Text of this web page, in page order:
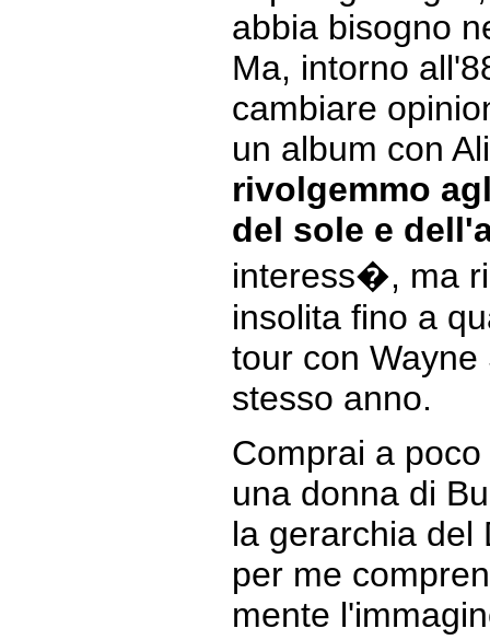
abbia bisogno
Ma, intorno
cambiare
un album con
rivolgemmo
del sole e
interess�, ma
insolita fino a
tour con
stesso anno.
Comprai a
una donna di
la gerarchia del
per me
mente